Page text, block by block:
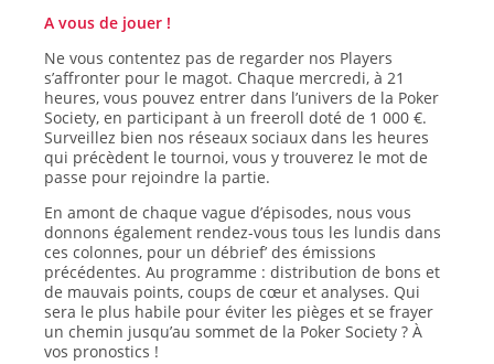
A vous de jouer !
Ne vous contentez pas de regarder nos Players
s’affronter pour le magot. Chaque mercredi, à 21
heures, vous pouvez entrer dans l’univers de la Poker
Society, en participant à un freeroll doté de 1 000 €.
Surveillez bien nos réseaux sociaux dans les heures
qui précèdent le tournoi, vous y trouverez le mot de
passe pour rejoindre la partie.
En amont de chaque vague d’épisodes, nous vous
donnons également rendez-vous tous les lundis dans
ces colonnes, pour un débrief’ des émissions
précédentes. Au programme : distribution de bons et
de mauvais points, coups de cœur et analyses. Qui
sera le plus habile pour éviter les pièges et se frayer
un chemin jusqu’au sommet de la Poker Society ? À
vos pronostics !